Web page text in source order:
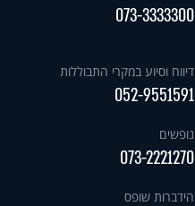
073-3333300
דיווח וסיוע במקרי התבוללות
052-9551591
נופשים
073-2221270
הידברות שופס